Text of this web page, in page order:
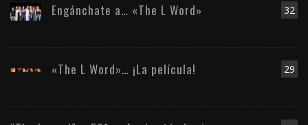
32
Engánchate a… «The L Word»
29
«The L Word»… ¡La película!